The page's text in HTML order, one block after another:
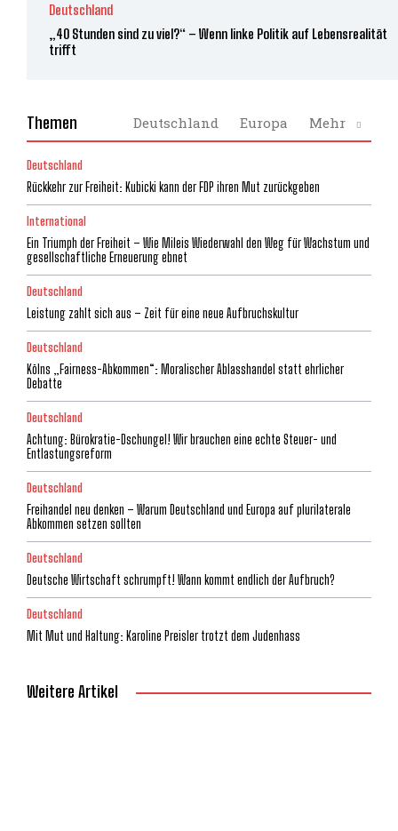
Deutschland
„40 Stunden sind zu viel?“ – Wenn linke Politik auf Lebensrealität
trifft
Themen Deutschland Europa Mehr
Deutschland
Rückkehr zur Freiheit: Kubicki kann der FDP ihren Mut zurückgeben
International
Ein Triumph der Freiheit – Wie Mileis Wiederwahl den Weg für Wachstum und
gesellschaftliche Erneuerung ebnet
Deutschland
Leistung zahlt sich aus – Zeit für eine neue Aufbruchskultur
Deutschland
Kölns „Fairness-Abkommen“: Moralischer Ablasshandel statt ehrlicher
Debatte
Deutschland
Achtung: Bürokratie-Dschungel! Wir brauchen eine echte Steuer- und
Entlastungsreform
Deutschland
Freihandel neu denken – Warum Deutschland und Europa auf plurilaterale
Abkommen setzen sollten
Deutschland
Deutsche Wirtschaft schrumpft! Wann kommt endlich der Aufbruch?
Deutschland
Mit Mut und Haltung: Karoline Preisler trotzt dem Judenhass
Weitere Artikel